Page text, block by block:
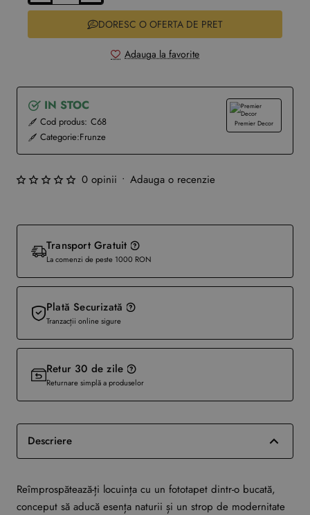
IN STOC
Cod produs: C68
Categorie:Frunze
Premier Decor
0 opinii • Adauga o recenzie
DORESC O OFERTA DE PRET
Adauga la favorite
Descriere
Reîmprospătează-ți locuința cu un fototapet dintr-o bucată,
conceput să aducă esența naturii și un strop de modernitate
Transport Gratuit
La comenzi de peste 1000 RON
Plată Securizată
Tranzacții online sigure
Retur 30 de zile
Returnare simplă a produselor